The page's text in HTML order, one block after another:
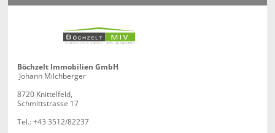
Böchzelt Immobilien GmbH
Johann Milchberger
8720 Knittelfeld,
Schmittstrasse 17
Tel.:+43 3512/82237